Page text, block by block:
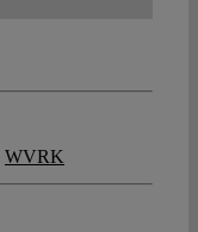
WVRK